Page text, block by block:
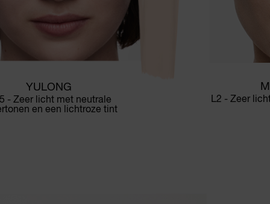
YULONG
- Zeer licht met neutrale
en een lichtroze tint
L2 - Zeer